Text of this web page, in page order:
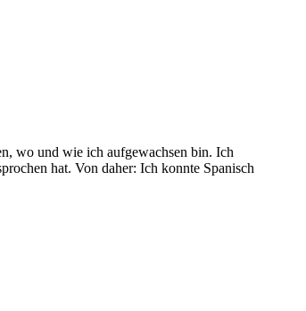
wo und wie ich aufgewachsen bin. Ich
hat. Von daher: Ich konnte Spanisch